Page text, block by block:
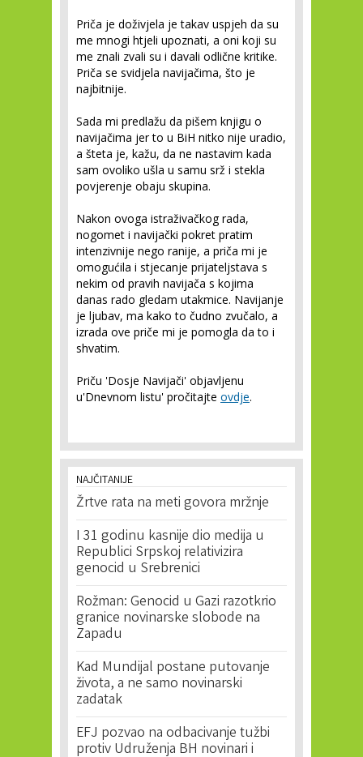
Priča je doživjela je takav uspjeh da su
me mnogi htjeli upoznati, a oni koji su
me znali zvali su i davali odlične kritike.
Priča se svidjela navijačima, što je
najbitnije.
Sada mi predlažu da pišem knjigu o
navijačima jer to u BiH nitko nije uradio,
a šteta je, kažu, da ne nastavim kada
sam ovoliko ušla u samu srž i stekla
povjerenje obaju skupina.
Nakon ovoga istraživačkog rada,
nogomet i navijački pokret pratim
intenzivnije nego ranije, a priča mi je
omogućila i stjecanje prijateljstava s
nekim od pravih navijača s kojima
danas rado gledam utakmice. Navijanje
je ljubav, ma kako to čudno zvučalo, a
izrada ove priče mi je pomogla da to i
shvatim.
Priču 'Dosje Navijači' objavljenu
u'Dnevnom listu' pročitajte ovdje.
NAJČITANIJE
Žrtve rata na meti govora mržnje
I 31 godinu kasnije dio medija u
Republici Srpskoj relativizira
genocid u Srebrenici
Rožman: Genocid u Gazi razotkrio
granice novinarske slobode na
Zapadu
Kad Mundijal postane putovanje
života, a ne samo novinarski
zadatak
EFJ pozvao na odbacivanje tužbi
protiv Udruženja BH novinari i